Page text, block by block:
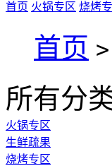
首页 火锅专区 烧烤
首页 >
所有分
火锅专区
生鲜疏果
烧烤专区